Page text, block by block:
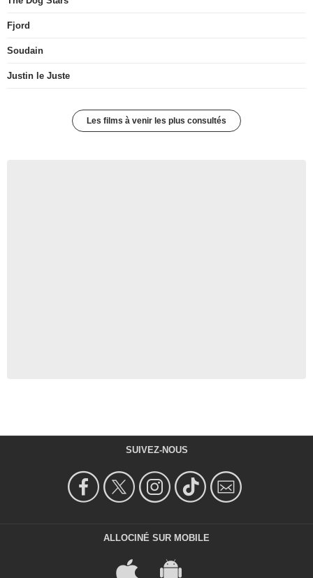
Fjord
Soudain
Justin le Juste
Les films à venir les plus consultés
SUIVEZ-NOUS
ALLOCINÉ SUR MOBILE